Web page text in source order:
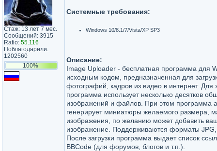
Стаж: 13 лет 7 мес.
Сообщений: 3915
Ratio: 55.116
Поблагодарили:
1202560
100%
Системные требования:
Windows 10/8.1/7/Vista/XP SP3
Описание:
Image Uploader - бесплатная программа для
исходным кодом, предназначенная для
фотографий, кадров из видео в интернет.
программа использует несколько десятков
изображений и файлов. При этом программа
генерирует миниатюры желаемого размера,
изображения, по желанию может добавить ваш
изображение. Поддерживаются форматы JPG,
После загрузки программа выдает список
BBCode (для форумов, блогов и т.п.).